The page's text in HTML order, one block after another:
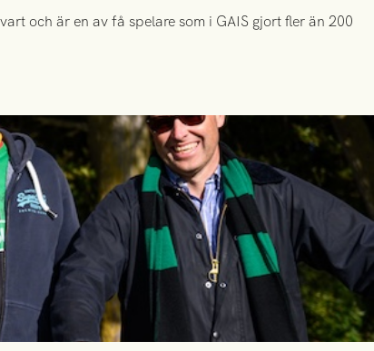
och är en av få spelare som i GAIS gjort fler än 200